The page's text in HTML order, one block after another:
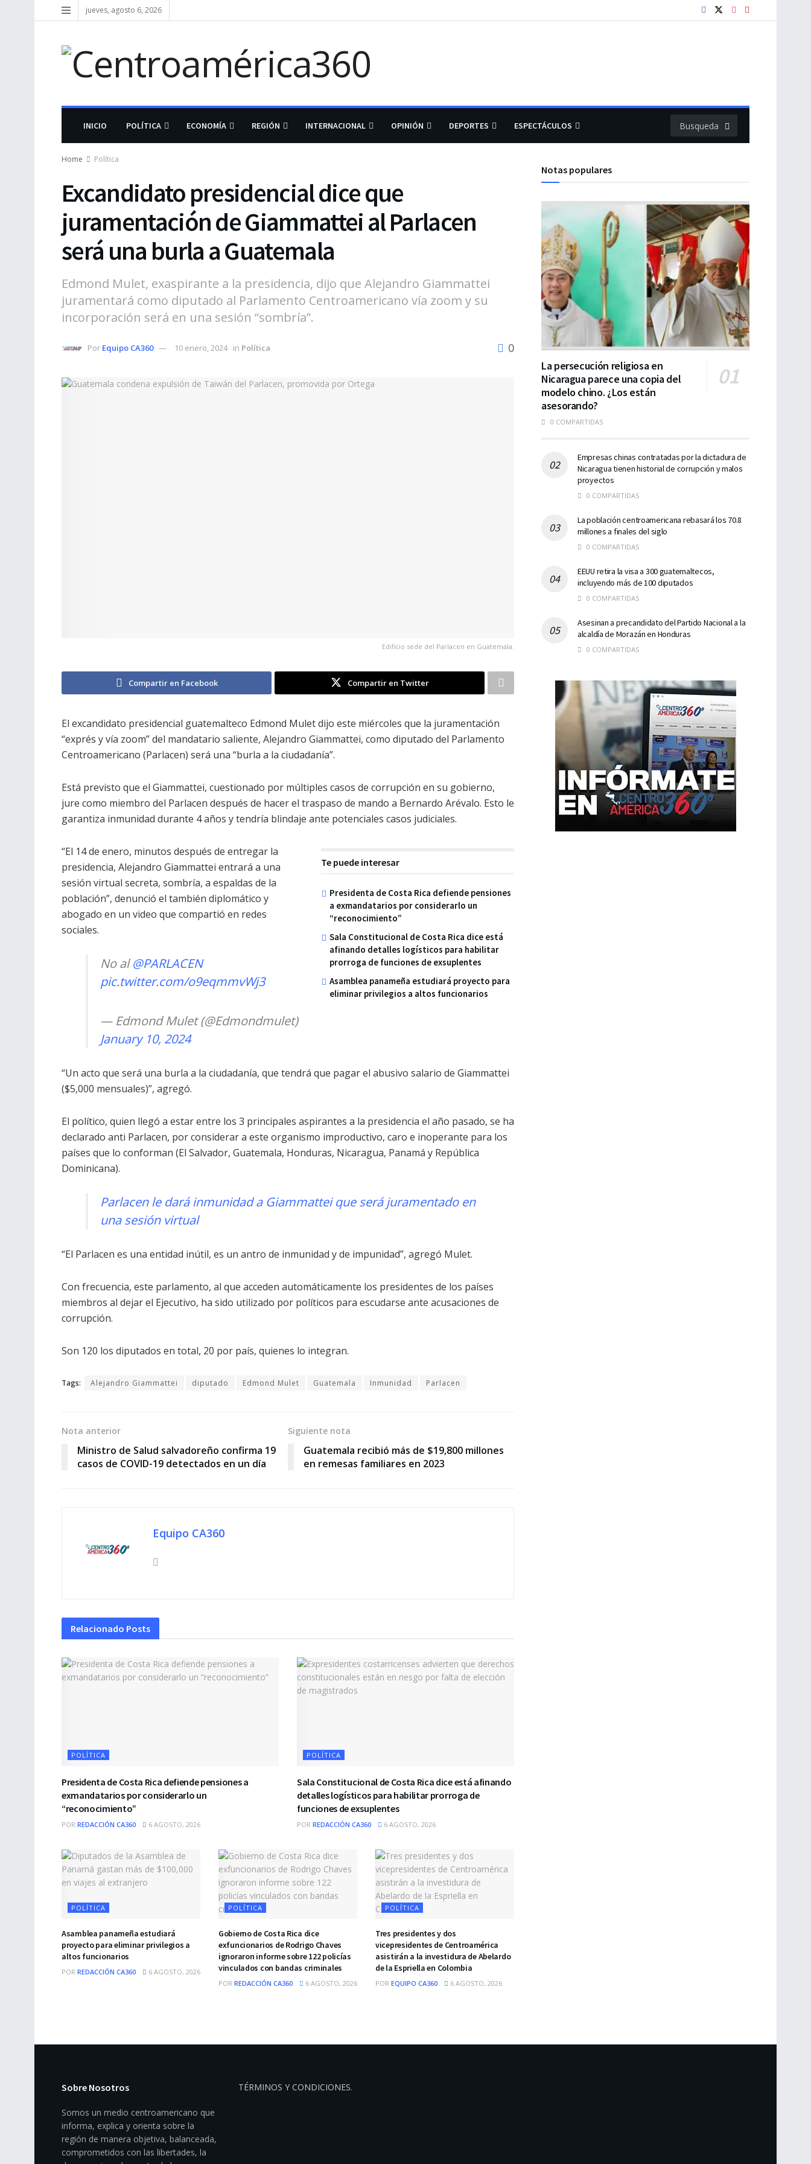
jueves, agosto 6, 2026
INICIO POLÍTICA ECONOMÍA REGIÓN INTERNACIONAL OPINIÓN DEPORTES ESPECTÁCULOS
Home Política
Excandidato presidencial dice que
juramentación de Giammattei al Parlacen
será una burla a Guatemala
Edmond Mulet, exaspirante a la presidencia, dijo que Alejandro Giammattei
juramentará como diputado al Parlamento Centroamericano vía zoom y su
incorporación será en una sesión “sombría”.
Por Equipo CA360 10 enero, 2024 in Política 0
Edificio sede del Parlacen en Guatemala.
Compartir en Facebook Compartir en Twitter
El excandidato presidencial guatemalteco Edmond Mulet dijo este miércoles que la juramentación
“exprés y vía zoom” del mandatario saliente, Alejandro Giammattei, como diputado del Parlamento
Centroamericano (Parlacen) será una “burla a la ciudadanía”.
Está previsto que el Giammattei, cuestionado por múltiples casos de corrupción en su gobierno,
jure como miembro del Parlacen después de hacer el traspaso de mando a Bernardo Arévalo. Esto le
garantiza inmunidad durante 4 años y tendría blindaje ante potenciales casos judiciales.
Te puede interesar
Presidenta de Costa Rica defiende pensiones
a exmandatarios por considerarlo un
“reconocimiento”
Sala Constitucional de Costa Rica dice está
afinando detalles logísticos para habilitar
prorroga de funciones de exsuplentes
Asamblea panameña estudiará proyecto para
eliminar privilegios a altos funcionarios
“El 14 de enero, minutos después de entregar la
presidencia, Alejandro Giammattei entrará a una
sesión virtual secreta, sombría, a espaldas de la
población”, denunció el también diplomático y
abogado en un video que compartió en redes
sociales.
No al@PARLACEN
pic.twitter.com/o9eqmmvWj3
— Edmond Mulet (@Edmondmulet)
January 10, 2024
“Un acto que será una burla a la ciudadanía, que tendrá que pagar el abusivo salario de Giammattei
($5,000 mensuales)”, agregó.
El político, quien llegó a estar entre los 3 principales aspirantes a la presidencia el año pasado, se ha
declarado anti Parlacen, por considerar a este organismo improductivo, caro e inoperante para los
países que lo conforman (El Salvador, Guatemala, Honduras, Nicaragua, Panamá y República
Dominicana).
Parlacen le dará inmunidad a Giammattei que será juramentado en
una sesión virtual
“El Parlacen es una entidad inútil, es un antro de inmunidad y de impunidad”, agregó Mulet.
Con frecuencia, este parlamento, al que acceden automáticamente los presidentes de los países
miembros al dejar el Ejecutivo, ha sido utilizado por políticos para escudarse ante acusaciones de
corrupción.
Son 120 los diputados en total, 20 por país, quienes lo integran.
Tags: Alejandro Giammattei diputado Edmond Mulet Guatemala Inmunidad Parlacen
Nota anterior
Ministro de Salud salvadoreño confirma 19
casos de COVID-19 detectados en un día
Siguiente nota
Guatemala recibió más de $19,800 millones
en remesas familiares en 2023
Equipo CA360
Relacionado Posts
POLÍTICA
Presidenta de Costa Rica defiende pensiones a
exmandatarios por considerarlo un
“reconocimiento”
POR REDACCIÓN CA360 6 AGOSTO, 2026
POLÍTICA
Sala Constitucional de Costa Rica dice está afinando
detalles logísticos para habilitar prorroga de
funciones de exsuplentes
POR REDACCIÓN CA360 6 AGOSTO, 2026
POLÍTICA
Asamblea panameña estudiará
proyecto para eliminar privilegios a
altos funcionarios
POR REDACCIÓN CA360 6 AGOSTO, 2026
POLÍTICA
Gobierno de Costa Rica dice
exfuncionarios de Rodrigo Chaves
ignoraron informe sobre 122 policías
vinculados con bandas criminales
POR REDACCIÓN CA360 6 AGOSTO, 2026
POLÍTICA
Tres presidentes y dos
vicepresidentes de Centroamérica
asistirán a la investidura de Abelardo
de la Espriella en Colombia
POR EQUIPO CA360 6 AGOSTO, 2026
Notas populares
La persecución religiosa en
Nicaragua parece una copia del
modelo chino. ¿Los están
asesorando?
0 COMPARTIDAS
Empresas chinas contratadas por la dictadura de
Nicaragua tienen historial de corrupción y malos
proyectos
0 COMPARTIDAS
La población centroamericana rebasará los 70.8
millones a finales del siglo
0 COMPARTIDAS
EEUU retira la visa a 300 guatemaltecos,
incluyendo más de 100 diputados
0 COMPARTIDAS
Asesinan a precandidato del Partido Nacional a la
alcaldía de Morazán en Honduras
0 COMPARTIDAS
Sobre Nosotros
Somos un medio centroamericano que
informa, explica y orienta sobre la
región de manera objetiva, balanceada,
comprometidos con las libertades, la
TÉRMINOS Y CONDICIONES.